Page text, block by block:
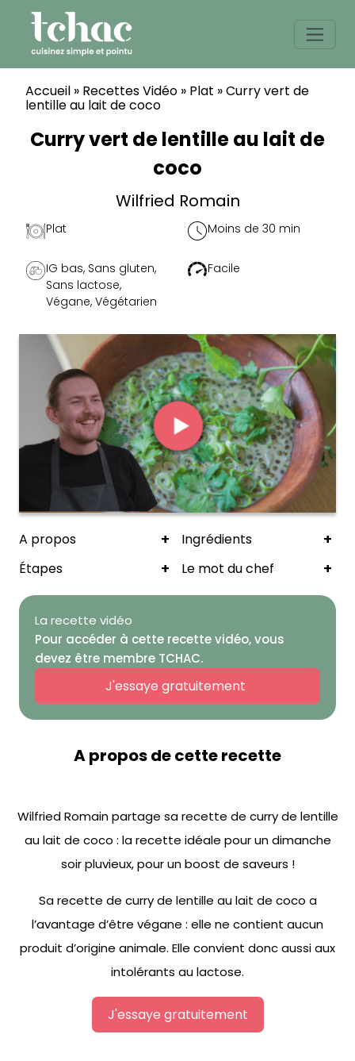
content
Accueil » Recettes Vidéo » Plat »Curry vert de
lentille au lait de coco
Curry vert de lentille au lait de
coco
Wilfried Romain
Plat Moins de 30 min
IG bas, Sans gluten,
Sans lactose,
Végane, Végétarien
Facile
A propos + Ingrédients +
Étapes + Le mot du chef +
La recette vidéo
Pour accéder à cette recette vidéo, vous
devez être membre TCHAC.
J'essaye gratuitement
Wilfried Romain partage sa recette de curry de lentille
au lait de coco : la recette idéale pour un dimanche
soir pluvieux, pour un boost de saveurs !
Sa recette de curry de lentille au lait de coco a
l’avantage d’être végane : elle ne contient aucun
produit d’origine animale. Elle convient donc aussi aux
intolérants au lactose.
J'essaye gratuitement
A propos de cette recette